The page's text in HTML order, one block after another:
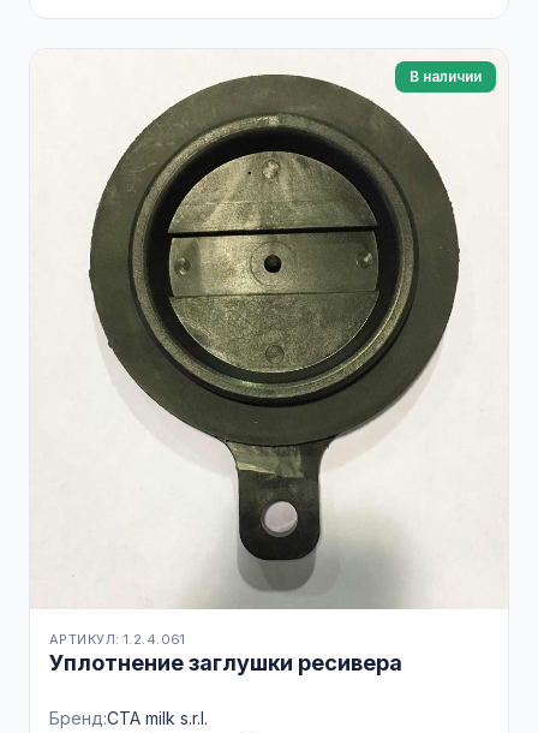
В наличии
АРТИКУЛ: 1.2.4.061
Уплотнение заглушки ресивера
Бренд:CTA milk s.r.l.